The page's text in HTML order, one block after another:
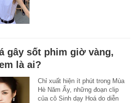
gây sốt phim giờ vàng,
là ai?
Chỉ xuất hiện ít phút trong Mùa
Hè Năm Ấy, những đoạn clip
của cô Sinh dạy Hoá do diễn